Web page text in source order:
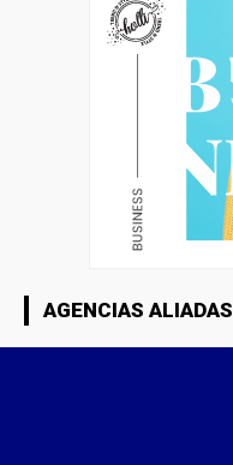
AGENCIAS ALIADAS